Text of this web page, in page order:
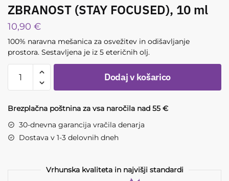
ZBRANOST (STAY FOCUSED), 10 ml
10,90 €
100% naravna mešanica za osvežitev in odišavljanje
prostora. Sestavljena je iz 5 eteričnih olj.
ZBRANOST
(STAY
10
količina
Dodaj v košarico
Brezplačna poštnina za vsa naročila nad 55 €
30-dnevna garancija vračila denarja
Dostava v 1-3 delovnih dneh
Vrhunska kvaliteta in najvišji standardi